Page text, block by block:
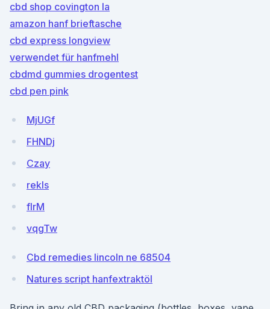
cbd shop covington la
amazon hanf brieftasche
cbd express longview
verwendet für hanfmehl
cbdmd gummies drogentest
cbd pen pink
MjUGf
FHNDj
Czay
rekIs
flrM
vqgTw
Cbd remedies lincoln ne 68504
Natures script hanfextraktöl